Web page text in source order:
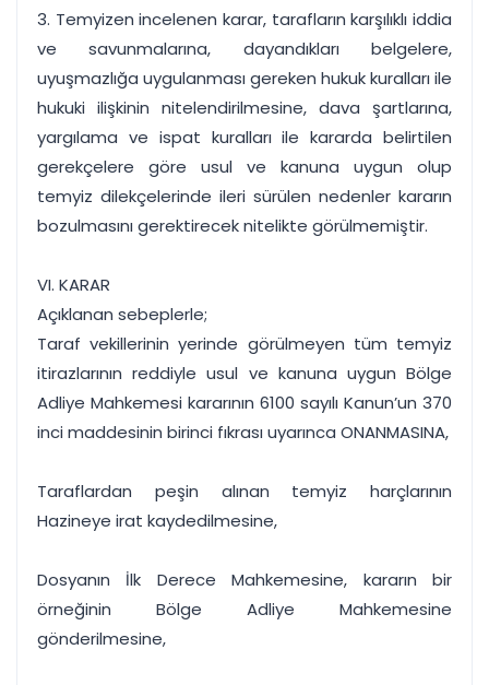
3. Temyizen incelenen karar, tarafların karşılıklı iddia
ve savunmalarına, dayandıkları belgelere,
uyuşmazlığa uygulanması gereken hukuk kuralları ile
hukuki ilişkinin nitelendirilmesine, dava şartlarına,
yargılama ve ispat kuralları ile kararda belirtilen
gerekçelere göre usul ve kanuna uygun olup
temyiz dilekçelerinde ileri sürülen nedenler kararın
bozulmasını gerektirecek nitelikte görülmemiştir.
VI. KARAR
Açıklanan sebeplerle;
Taraf vekillerinin yerinde görülmeyen tüm temyiz
itirazlarının reddiyle usul ve kanuna uygun Bölge
Adliye Mahkemesi kararının 6100 sayılı Kanun’un 370
inci maddesinin birinci fıkrası uyarınca ONANMASINA,
Taraflardan peşin alınan temyiz harçlarının
Hazineye irat kaydedilmesine,
Dosyanın İlk Derece Mahkemesine, kararın bir
örneğinin Bölge Adliye Mahkemesine
gönderilmesine,